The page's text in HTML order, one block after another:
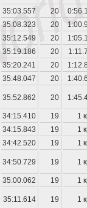
35:03.557 20
35:08.323 20
35:12.549 20
35:19.186 20
35:20.241 20
35:48.047 20
35:52.862 20
34:15.410 19
1
34:15.843 19
1
34:42.520 19 1
34:50.729 19 1
35:00.062 19 1
35:11.614 19 1